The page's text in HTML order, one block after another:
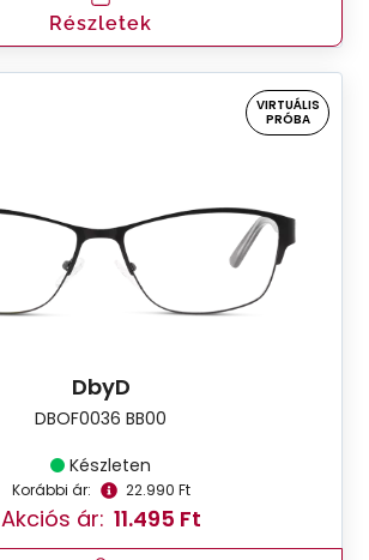
Részletek
VIRTUÁLIS
PRÓBA
DbyD
DBOF0036 BB00
Készleten
Korábbi ár: 22.990 Ft
Akciós ár: 11.495 Ft